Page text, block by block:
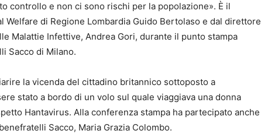
controllo e non ci sono rischi per la popolazione». È il
Welfare di Regione Lombardia Guido Bertolaso e dal direttore
Malattie Infettive, Andrea Gori, durante il punto stampa
Sacco di Milano.
la vicenda del cittadino britannico sottoposto a
stato a bordo di un volo sul quale viaggiava una donna
Hantavirus. Alla conferenza stampa ha partecipato anche
Sacco, Maria Grazia Colombo.